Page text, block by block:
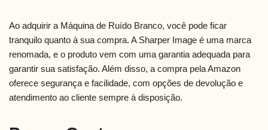
Ao adquirir a Máquina de Ruído Branco, você pode ficar
tranquilo quanto à sua compra. A Sharper Image é uma marca
renomada, e o produto vem com uma garantia adequada para
garantir sua satisfação. Além disso, a compra pela Amazon
oferece segurança e facilidade, com opções de devolução e
atendimento ao cliente sempre à disposição.